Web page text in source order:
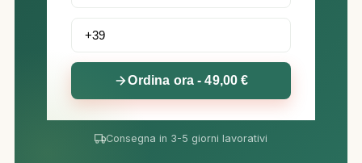
Ordina ora - 49,00 €
Consegna in 3-5 giorni lavorativi